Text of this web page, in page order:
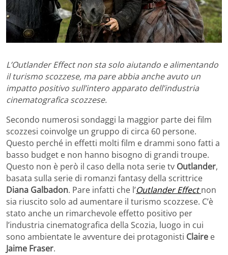
L’Outlander Effect non sta solo aiutando e alimentando
il turismo scozzese, ma pare abbia anche avuto un
impatto positivo sull’intero apparato dell’industria
cinematografica scozzese.
Secondo numerosi sondaggi la maggior parte dei film
scozzesi coinvolge un gruppo di circa 60 persone.
Questo perché in effetti molti film e drammi sono fatti a
basso budget e non hanno bisogno di grandi troupe.
Questo non è però il caso della nota serie tv Outlander,
basata sulla serie di romanzi fantasy della scrittrice
Diana Galbadon. Pare infatti che l’Outlander Effect non
sia riuscito solo ad aumentare il turismo scozzese. C’è
stato anche un rimarchevole effetto positivo per
l’industria cinematografica della Scozia, luogo in cui
sono ambientate le avventure dei protagonisti Claire e
Jaime Fraser.